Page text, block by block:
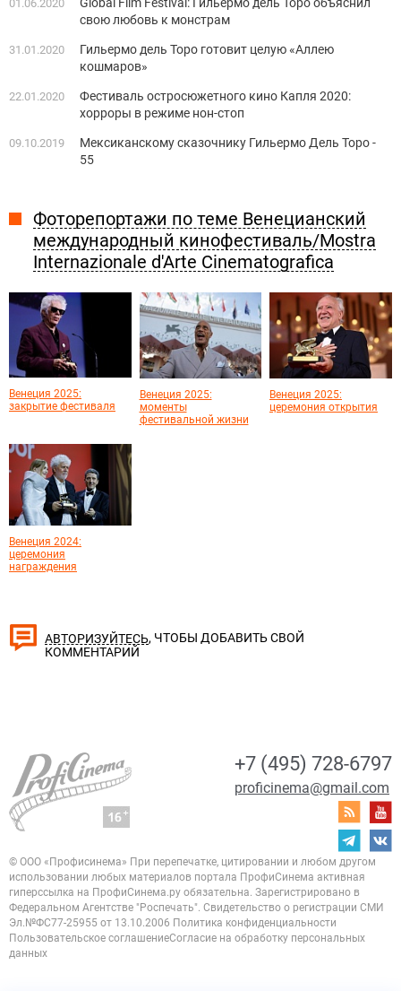
01.06.2020
свою любовь к монстрам
31.01.2020
Гильермо дель Торо готовит целую «Аллею
кошмаров»
22.01.2020
Фестиваль остросюжетного кино Капля 2020:
хорроры в режиме нон-стоп
09.10.2019
Мексиканскому сказочнику Гильермо Дель Торо -
55
Фоторепортажи по теме Венецианский
международный кинофестиваль/Mostra
Internazionale d'Arte Cinematografica
Венеция 2025:
закрытие фестиваля
Венеция 2025:
моменты
фестивальной жизни
Венеция 2025:
церемония открытия
Венеция 2024:
церемония
награждения
АВТОРИЗУЙТЕСЬ, ЧТОБЫ ДОБАВИТЬ СВОЙ
КОММЕНТАРИЙ
+7 (495) 728-6797
proficinema@gmail.com
© ООО «Профисинема» При перепечатке, цитировании и любом другом
использовании любых материалов портала ПрофиСинема активная
гиперссылка на ПрофиСинема.ру обязательна. Зарегистрировано в
Федеральном Агентстве "Роспечать". Свидетельство о регистрации СМИ
Эл.№ФС77-25955 от 13.10.2006 Политика конфиденциальности
Пользовательское соглашениеСогласие на обработку персональных
данных